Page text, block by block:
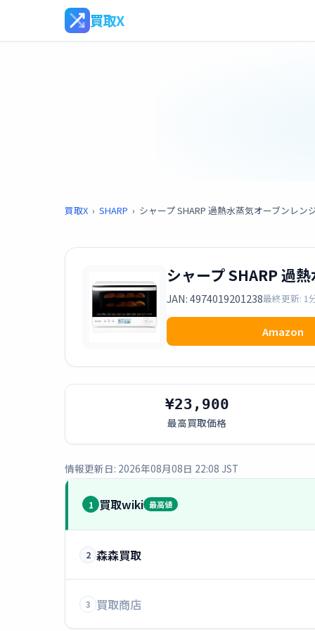
買取X
買取X › SHARP › シャープ SHARP 過熱水蒸気オーブンレン
シャープ SHARP 過
JAN: 4974019201238最終更新: 1
Amazon
¥23,900
最高買取価格
情報更新日: 2026年08月08日 22:08 JST
1 買取wiki 最高値
2 森森買取
3 買取商店